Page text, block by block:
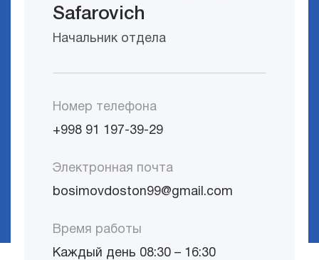
Safarovich
Начальник отдела
Номер телефона
+998 91 197-39-29
Электронная почта
bosimovdoston99@gmail.com
Время работы
Каждый день 08:30 – 16:30